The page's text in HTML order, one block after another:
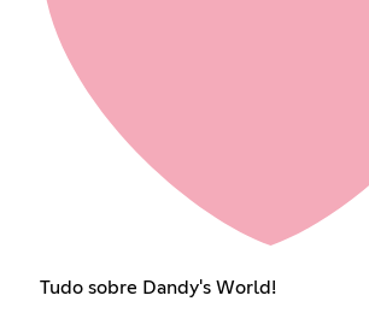
Tudo sobre Dandy's World!